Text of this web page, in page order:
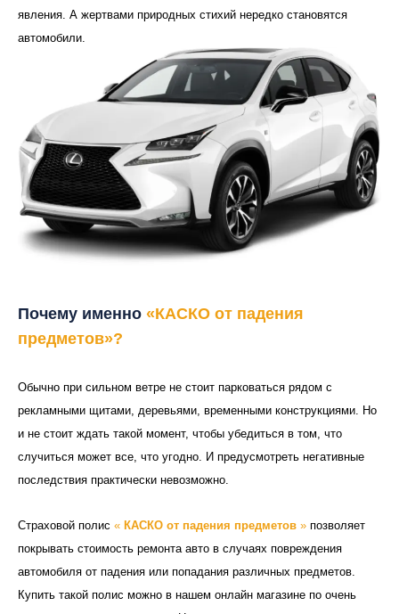
явления. А жертвами природных стихий нередко становятся
автомобили.
Почему именно «КАСКО от падения
предметов»?
Обычно при сильном ветре не стоит парковаться рядом с
рекламными щитами, деревьями, временными конструкциями. Но
и не стоит ждать такой момент, чтобы убедиться в том, что
случиться может все, что угодно. И предусмотреть негативные
последствия практически невозможно.
Страховой полис « КАСКО от падения предметов » позволяет
покрывать стоимость ремонта авто в случаях повреждения
автомобиля от падения или попадания различных предметов.
Купить такой полис можно в нашем онлайн магазине по очень